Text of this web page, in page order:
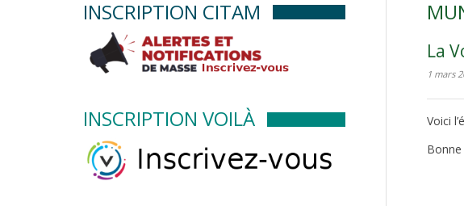
La
1 mars
Voici
INSCRIPTION CITAM
INSCRIPTION VOILÀ